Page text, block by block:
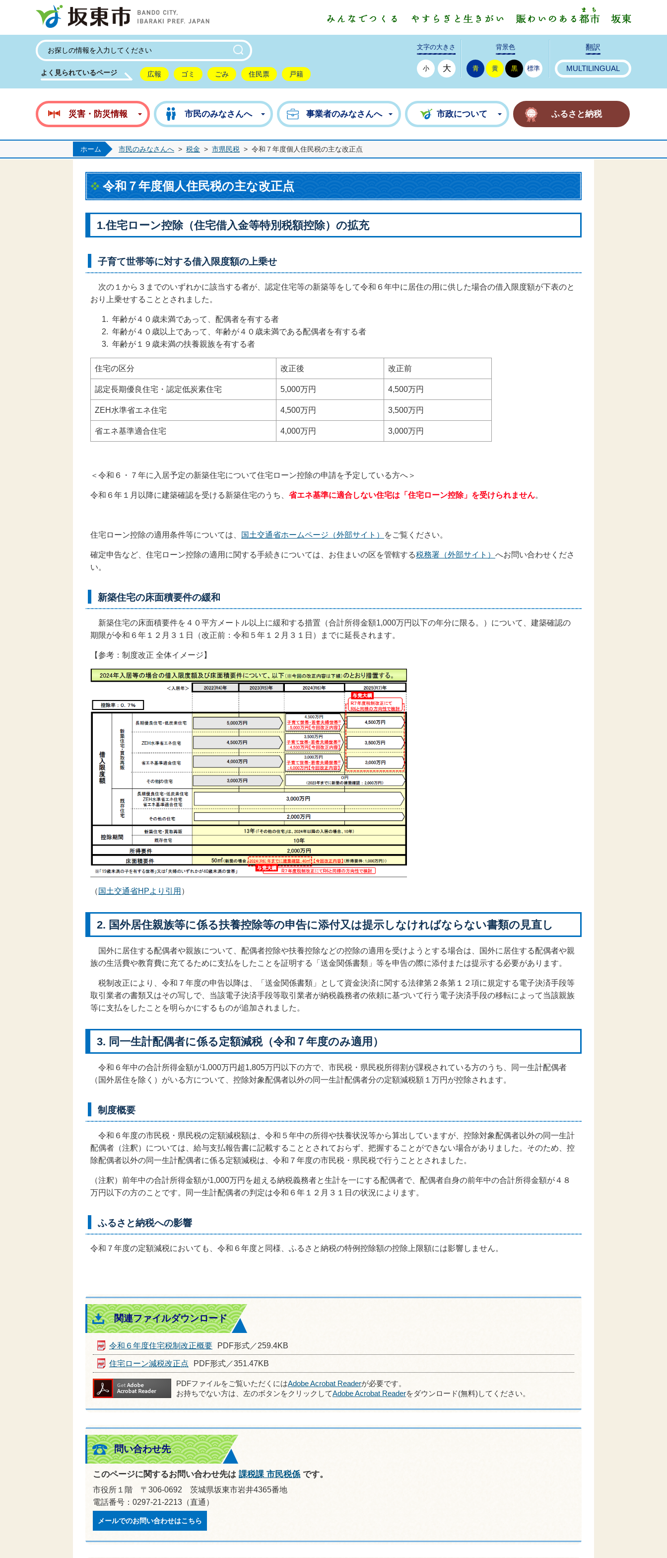
よく見られているページ 広報 ゴミ ごみ 住民票 戸籍
文字の大きさ
小 大
背景色
青 黄 黒 標準
翻訳
MULTILINGUAL
災害・防災情報 市民のみなさんへ 事業者のみなさんへ 市政について ふるさと納税
ホーム 市民のみなさんへ > 税金 > 市県民税 > 令和７年度個人住民税の主な改正点
令和７年度個人住民税の主な改正点
1.住宅ローン控除（住宅借入金等特別税額控除）の拡充
子育て世帯等に対する借入限度額の上乗せ
次の１から３までのいずれかに該当する者が、認定住宅等の新築等をして令和６年中に居住の用に供した場合の借入限度額が下表のと
おり上乗せすることとされました。
年齢が４０歳未満であって、配偶者を有する者
年齢が４０歳以上であって、年齢が４０歳未満である配偶者を有する者
年齢が１９歳未満の扶養親族を有する者
住宅の区分 改正後 改正前
認定長期優良住宅・認定低炭素住宅 5,000万円 4,500万円
ZEH水準省エネ住宅 4,500万円 3,500万円
省エネ基準適合住宅 4,000万円 3,000万円
＜令和６・７年に入居予定の新築住宅について住宅ローン控除の申請を予定している方へ＞
令和６年１月以降に建築確認を受ける新築住宅のうち、 省エネ基準に適合しない住宅は「 住宅ローン控除」を受けられません。
住宅ローン控除の適用条件等については、 国土交通省ホームページ（外部サイト） をご覧ください。
確定申告など、住宅ローン控除の適用に関する手続きについては、お住まいの区を管轄する税務署（外部サイト） へお問い合わせくださ
い。
新築住宅の床面積要件の緩和
新築住宅の床面積要件を４０平方メートル以上に緩和する措置（合計所得金額1,000万円以下の年分に限る。）について、建築確認の
期限が令和６年１２月３１日（改正前：令和５年１２月３１日）までに延長されます。
【参考：制度改正 全体イメージ】
（ 国土交通省HPより引用 ）
2. 国外居住親族等に係る扶養控除等の申告に添付又は提示しなければならない書類の見直し
国外に居住する配偶者や親族について、配偶者控除や扶養控除などの控除の適用を受けようとする場合は、国外に居住する配偶者や親
族の生活費や教育費に充てるために支払をしたことを証明する「送金関係書類」等を申告の際に添付または提示する必要があります。
税制改正により、令和７年度の申告以降は、「送金関係書類」として資金決済に関する法律第２条第１２項に規定する電子決済手段等
取引業者の書類又はその写しで、当該電子決済手段等取引業者が納税義務者の依頼に基づいて行う電子決済手段の移転によって当該親族
等に支払をしたことを明らかにするものが追加されました。
3. 同一生計配偶者に係る定額減税（令和７年度のみ適用）
令和６年中の合計所得金額が1,000万円超1,805万円以下の方で、市民税・県民税所得割が課税されている方のうち、同一生計配偶者
（国外居住を除く）がいる方について、控除対象配偶者以外の同一生計配偶者分の定額減税額１万円が控除されます。
制度概要
令和６年度の市民税・県民税の定額減税額は、令和５年中の所得や扶養状況等から算出していますが、控除対象配偶者以外の同一生計
配偶者（注釈）については、給与支払報告書に記載することとされておらず、把握することができない場合がありました。そのため、控
除配偶者以外の同一生計配偶者に係る定額減税は、令和７年度の市民税・県民税で行うこととされました。
（注釈）前年中の合計所得金額が1,000万円を超える納税義務者と生計を一にする配偶者で、配偶者自身の前年中の合計所得金額が４８
万円以下の方のことです。同一生計配偶者の判定は令和６年１２月３１日の状況によります。
ふるさと納税への影響
令和７年度の定額減税においても、令和６年度と同様、ふるさと納税の特例控除額の控除上限額には影響しません。
関連ファイルダウンロード
令和６年度住宅税制改正概要 PDF形式／259.4KB
住宅ローン減税改正点 PDF形式／351.47KB
PDFファイルをご覧いただくにはAdobe Acrobat Readerが必要です。
お持ちでない方は、左のボタンをクリックしてAdobe Acrobat Readerをダウンロード(無料)してください。
問い合わせ先
このページに関するお問い合わせ先は 課税課 市民税係 です。
市役所１階 〒306-0692 茨城県坂東市岩井4365番地
電話番号：0297-21-2213（直通）
メールでのお問い合わせはこちら